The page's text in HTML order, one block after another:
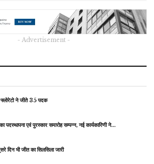
- Advertisement -
फ्लोरेटो ने जीते 35 पदक
एवं पुरस्कार समारोह सम्पन्न, नई कार्यकारिणी ने…
दिन भी जीत का सिलसिला जारी